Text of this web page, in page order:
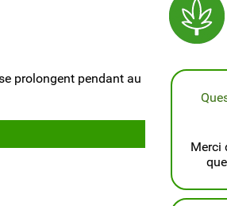
prolongent pendant au
Merci